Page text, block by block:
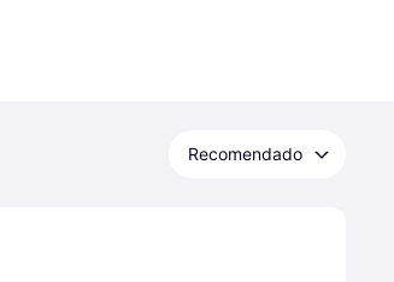
Recomendado